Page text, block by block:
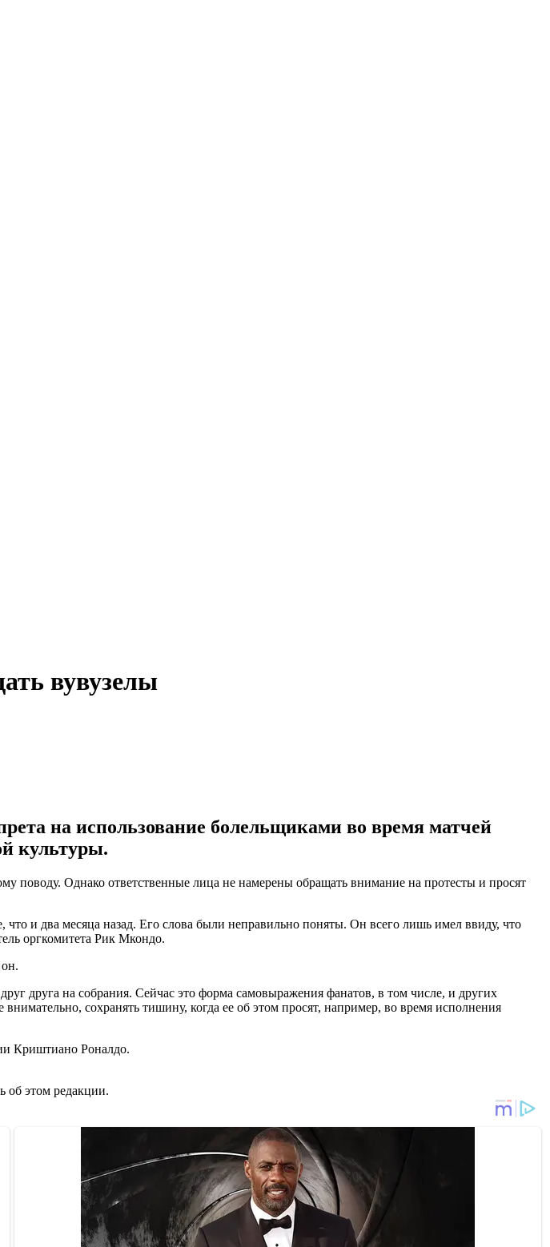
вувузелы
на использование болельщиками во время матчей
культуры.
поводу. Однако ответственные лица не намерены обращать внимание на протесты и просят
и два месяца назад. Его слова были неправильно поняты. Он всего лишь имел ввиду, что
оргкомитета Рик Мкондо.
друга на собрания. Сейчас это форма самовыражения фанатов, в том числе, и других
сохранять тишину, когда ее об этом просят, например, во время исполнения
Криштиано Роналдо.
об этом редакции.